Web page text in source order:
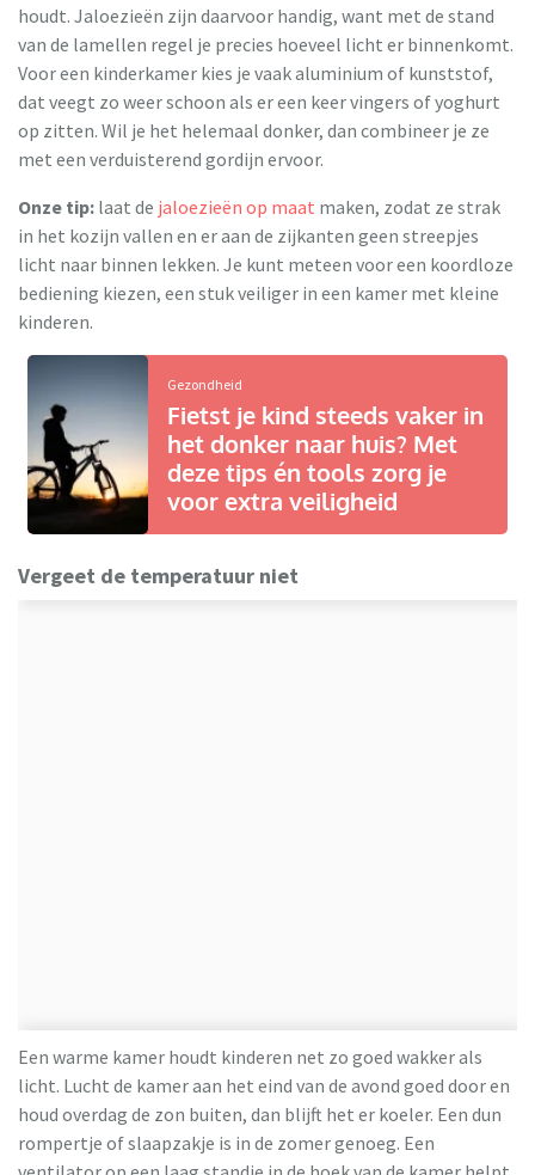
houdt. Jaloezieën zijn daarvoor handig, want met de stand
van de lamellen regel je precies hoeveel licht er binnenkomt.
Voor een kinderkamer kies je vaak aluminium of kunststof,
dat veegt zo weer schoon als er een keer vingers of yoghurt
op zitten. Wil je het helemaal donker, dan combineer je ze
met een verduisterend gordijn ervoor.
Onze tip: laat de jaloezieën op maat maken, zodat ze strak
in het kozijn vallen en er aan de zijkanten geen streepjes
licht naar binnen lekken. Je kunt meteen voor een koordloze
bediening kiezen, een stuk veiliger in een kamer met kleine
kinderen.
Gezondheid
Fietst je kind steeds vaker in
het donker naar huis? Met
deze tips én tools zorg je
voor extra veiligheid
Vergeet de temperatuur niet
Een warme kamer houdt kinderen net zo goed wakker als
licht. Lucht de kamer aan het eind van de avond goed door en
houd overdag de zon buiten, dan blijft het er koeler. Een dun
rompertje of slaapzakje is in de zomer genoeg. Een